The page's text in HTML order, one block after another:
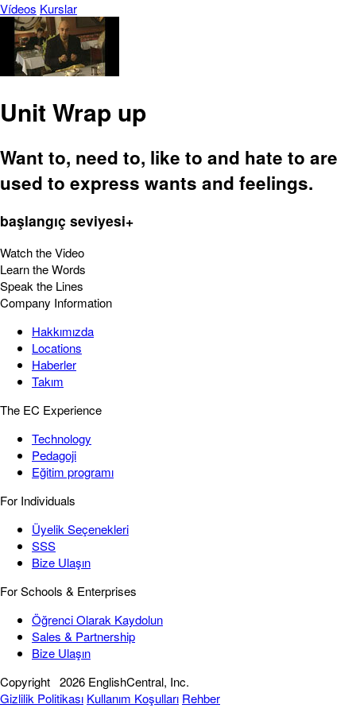
Vídeos Kurslar
Unit Wrap up
Want to, need to, like to and hate to are
used to express wants and feelings.
başlangıç seviyesi+
Watch the Video
Learn the Words
Speak the Lines
Company Information
Hakkımızda
Locations
Haberler
Takım
The EC Experience
Technology
Pedagoji
Eğitim programı
For Individuals
Üyelik Seçenekleri
SSS
Bize Ulaşın
For Schools & Enterprises
Öğrenci Olarak Kaydolun
Sales & Partnership
Bize Ulaşın
Copyright 2026 EnglishCentral, Inc.
Gizlilik Politikası Kullanım Koşulları Rehber